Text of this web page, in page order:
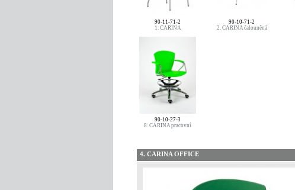
90-11-71-2
1. CARINA
90-10-71-2
2. CARINA čalouněná
90-10-27-3
8. CARINA pracovní
4. CARINA OFFICE